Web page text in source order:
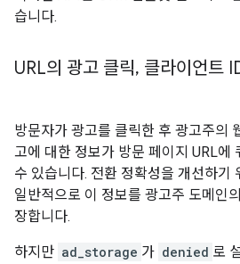
습니다.
URL의 광고 클릭, 클라이언트
방문자가 광고를 클릭한 후 광고주의
고에 대한 정보가 방문 페이지 URL에
수 있습니다. 전환 정확성을 개선하기
일반적으로 이 정보를 광고주 도메인
장합니다.
하지만 ad_storage 가 denied 로